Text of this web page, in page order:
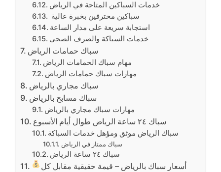
خدمات السباكين المتاحة في الرياض
سباكين محترفين بخبرة عالية
استجابة سريعة على مدار الساعة
سباك حمامات الرياض
مهام سباك الحمامات الرياض
مهارات سباك حمامات الرياض
سباك مجاري بالرياض
سباك مسابح بالرياض
مهارات سباك مجاري بالرياض
سباك ٢٤ ساعة الرياض طوال أيام الأسبوع
سباك الرياض موثق ومؤهل خدمات السباكة
سباك ممتاز في الرياض
سباك ٢٤ ساعة الرياض
أسعار سباك بالرياض – قيمة حقيقية مقابل كل